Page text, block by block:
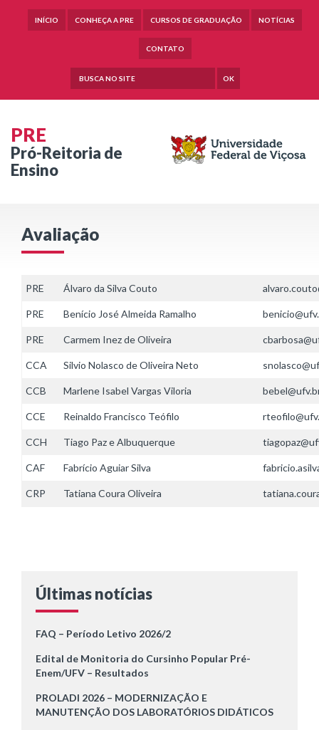
INÍCIO CONHEÇA A PRE CURSOS DE GRADUAÇÃO NOTÍCIAS
CONTATO
OK
PRE
Pró-Reitoria de
Ensino
Avaliação
PRE Álvaro da Silva Couto
PRE Benício José Almeida Ramalho
PRE Carmem Inez de Oliveira
CCA Silvio Nolasco de Oliveira Neto
CCB Marlene Isabel Vargas Viloria
CCE Reinaldo Francisco Teófilo
CCH Tiago Paz e Albuquerque
CAF Fabrício Aguiar Silva
CRP Tatiana Coura Oliveira
Últimas notícias
FAQ – Período Letivo 2026/2
Edital de Monitoria do Cursinho Popular Pré-
Enem/UFV – Resultados
PROLADI 2026 – MODERNIZAÇÃO E
MANUTENÇÃO DOS LABORATÓRIOS DIDÁTICOS